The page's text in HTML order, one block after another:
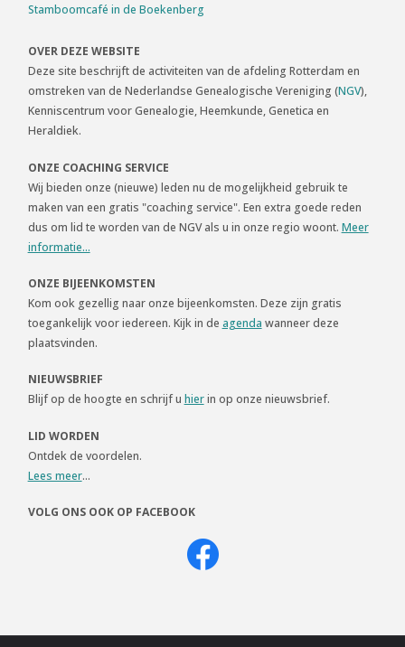
Stamboomcafé in de Boekenberg
OVER DEZE WEBSITE
Deze site beschrijft de activiteiten van de afdeling Rotterdam en
omstreken van de Nederlandse Genealogische Vereniging (NGV),
Kenniscentrum voor Genealogie, Heemkunde, Genetica en
Heraldiek.
ONZE COACHING SERVICE
Wij bieden onze (nieuwe) leden nu de mogelijkheid gebruik te
maken van een gratis "coaching service". Een extra goede reden
dus om lid te worden van de NGV als u in onze regio woont. Meer
informatie...
ONZE BIJEENKOMSTEN
Kom ook gezellig naar onze bijeenkomsten. Deze zijn gratis
toegankelijk voor iedereen. Kijk in de agenda wanneer deze
plaatsvinden.
NIEUWSBRIEF
Blijf op de hoogte en schrijf u hierin op onze nieuwsbrief.
LID WORDEN
Ontdek de voordelen.
Lees meer...
VOLG ONS OOK OP FACEBOOK